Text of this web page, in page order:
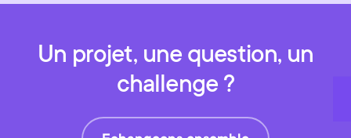
Un projet, une question, un
challenge ?